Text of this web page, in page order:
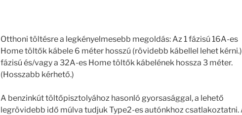
Otthoni töltésre a legkényelmesebb megoldás: Az 1 fázisú 16A-es
Home töltők kábele 6 méter hosszú (rövidebb kábellel lehet
fázisú és/vagy a 32A-es Home töltők kábelének hossza 3 méter.
(Hosszabb kérhető.)
A benzinkút töltőpisztolyához hasonló gyorsasággal, a lehető
legrövidebb idő múlva tudjuk Type2-es autónkhoz csatlakoztatni.